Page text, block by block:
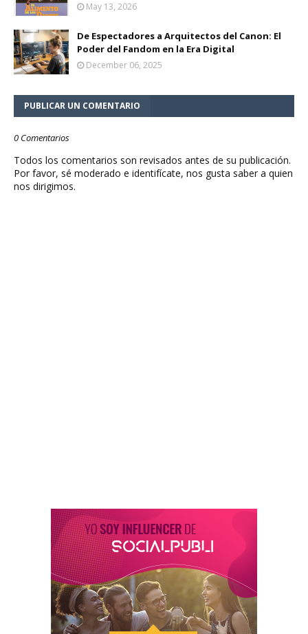
May 13, 2026
De Espectadores a Arquitectos del Canon: El
Poder del Fandom en la Era Digital
December 06, 2025
PUBLICAR UN COMENTARIO
0 Comentarios
Todos los comentarios son revisados antes de su publicación.
Por favor, sé moderado e identifícate, nos gusta saber a quien
nos dirigimos.